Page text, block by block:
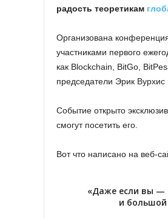
радость теоретикам
Организована
участниками первого
как Blockchain, BitGo,
председатели Эрик
Событие открыто
смогут посетить его.
Вот что написано на веб-
«Даже если вы —
и большой